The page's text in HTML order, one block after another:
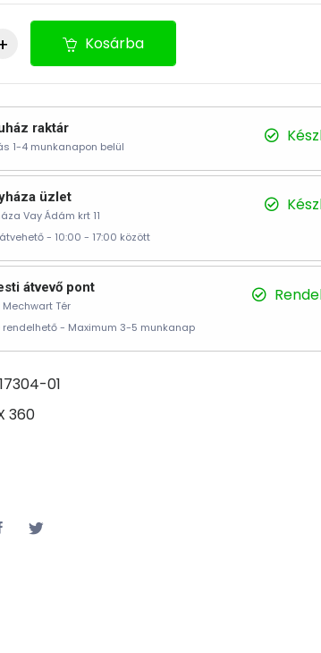
Kosárba
raktár
1-4 munkanapon belül
üzlet
Vay Ádám krt 11
- 10:00 - 17:00 között
átvevő pont
Mechwart Tér
rendelhető - Maximum 3-5 munkanap
01
360